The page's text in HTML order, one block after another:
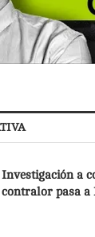
Investigación a
contralor pasa a